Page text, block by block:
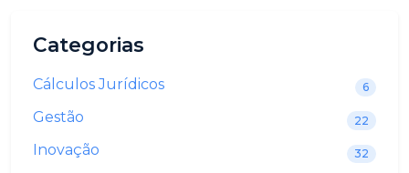
Categorias
Cálculos Jurídicos 6
Gestão 22
Inovação 32